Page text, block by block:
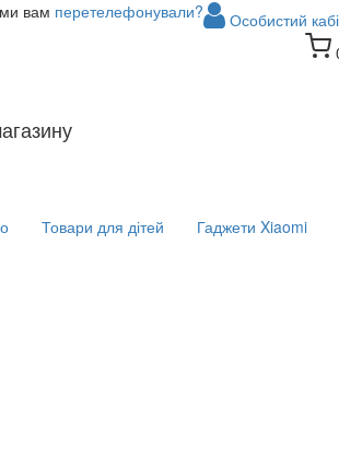
Особистий
вам перетелефонували?
Товари для дітей Гаджети Xiaomi